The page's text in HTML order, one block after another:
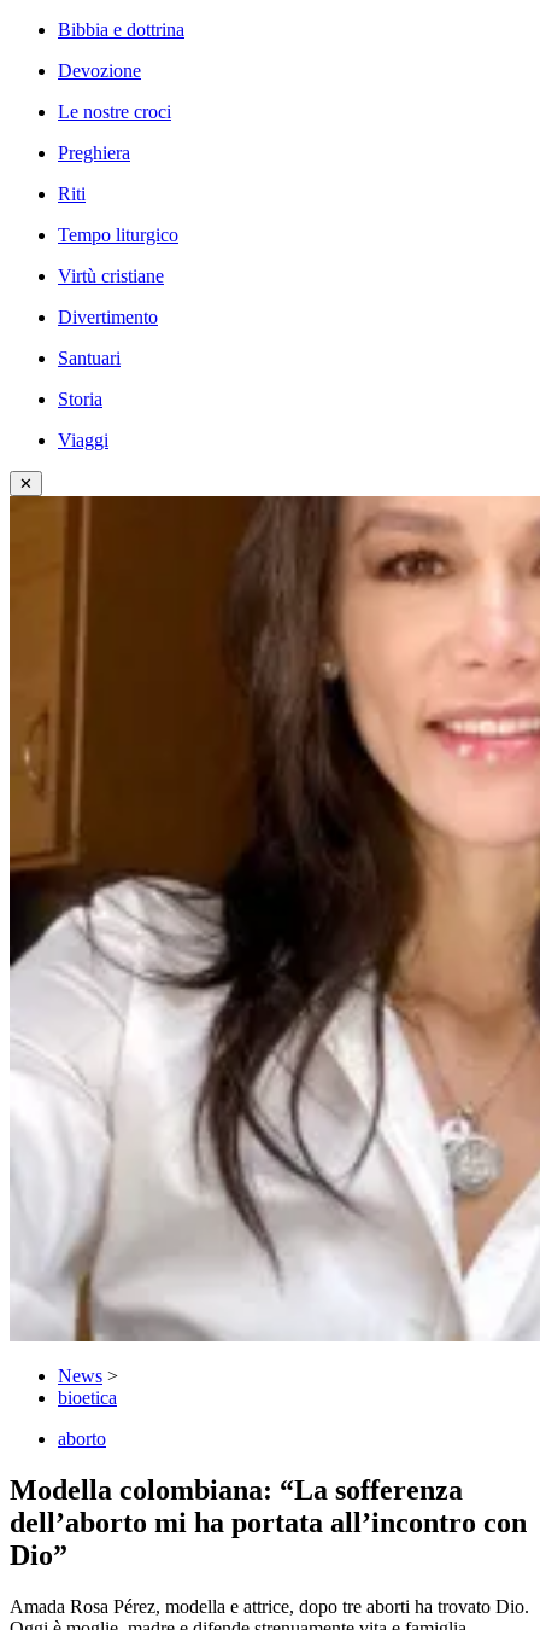
Bibbia e dottrina
Devozione
Le nostre croci
Preghiera
Riti
Tempo liturgico
Virtù cristiane
Divertimento
Santuari
Storia
Viaggi
✕
News >
bioetica
aborto
Modella colombiana: “La sofferenza
dell’aborto mi ha portata all’incontro con
Dio”
Amada Rosa Pérez, modella e attrice, dopo tre aborti ha trovato Dio.